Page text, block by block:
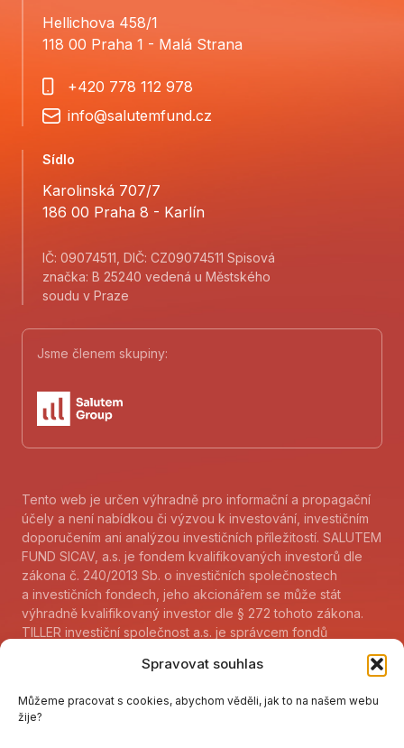
Spravovat souhlas
Můžeme pracovat s cookies, abychom věděli, jak to na našem webu
žije?
Hellichova 458/1
118 00 Praha 1 - Malá Strana
+420 778 112 978
info@salutemfund.cz
Sídlo
Karolinská 707/7
186 00 Praha 8 - Karlín
IČ: 09074511, DIČ: CZ09074511 Spisová
značka: B 25240 vedená u Městského
soudu v Praze
Jsme členem skupiny:
Tento web je určen výhradně pro informační a propagační
účely a není nabídkou či výzvou k investování, investičním
doporučením ani analýzou investičních příležitostí. SALUTEM
FUND SICAV, a.s. je fondem kvalifikovaných investorů dle
zákona č. 240/2013 Sb. o investičních společnostech
a investičních fondech, jeho akcionářem se může stát
výhradně kvalifikovaný investor dle § 272 tohoto zákona.
TILLER investiční společnost a.s. je správcem fondů
kvalifikovaných investorů dle zákona 240/2013 Sb. a jejich
akcionářem nebo podílníkem se může stát kvalifikovaný
informací fondu (KID) je k dispozici
www.tillerfunds.cz/cs/informacni-povinnost